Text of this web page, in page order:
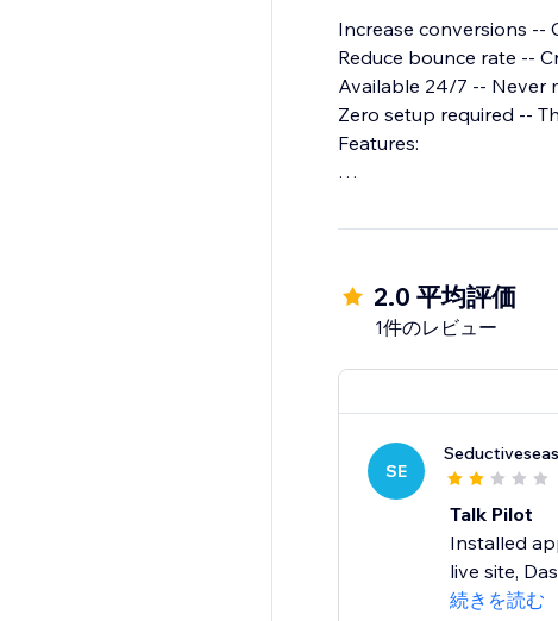
Increase conversions
Reduce bounce rate --
Available 24/7 -- Never
Zero setup required --
Features:
Automatic product
Smart product
Lead collection when
Multi-language support
2.0 平均評価
1件のレビュー
SE
Talk Pilot
Installed
live site,
続きを読む